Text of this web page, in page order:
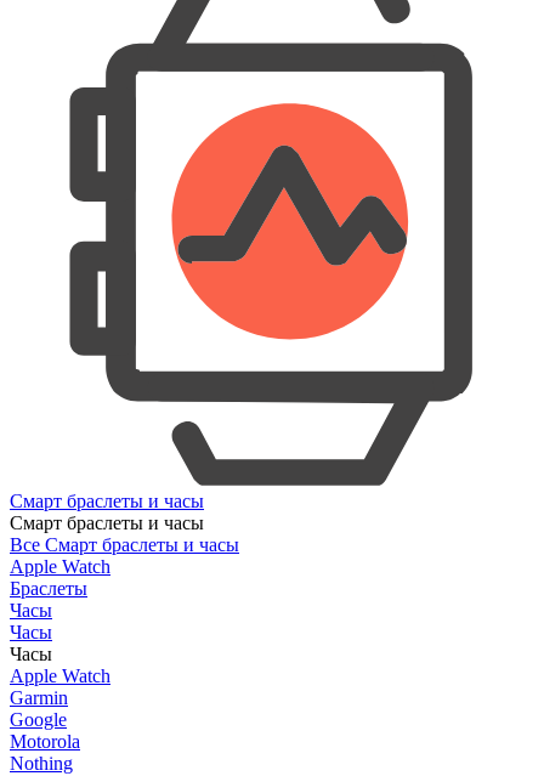
Смарт браслеты и часы
Смарт браслеты и часы
Все Смарт браслеты и часы
Apple Watch
Браслеты
Часы
Часы
Часы
Apple Watch
Garmin
Google
Motorola
Nothing